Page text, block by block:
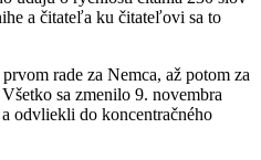
a čitateľa ku čitateľovi sa to
rade za Nemca, až potom za
sa zmenilo 9. novembra
odvliekli do koncentračného